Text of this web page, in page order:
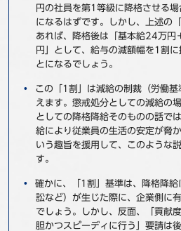
BBSグループネットワーク
株主・投資家情報
お問い合
円の社員を第1等級に降格させる
になるはずです。しかし、上述の
あれば、降格後は「基本給24万
円」として、給与の減額幅を1割
とになるでしょう。
この「1割」は減給の制裁（労働
えます。懲戒処分としての減給の
としての降格降給そのものの話で
給により従業員の生活の安定が脅
いう趣旨を援用して、このような
す。
確かに、「1割」基準は、降格降
訟など）が生じた際に、企業側に
でしょう。しかし、反面、「貢献
胆かつスピーディに行う」要請は